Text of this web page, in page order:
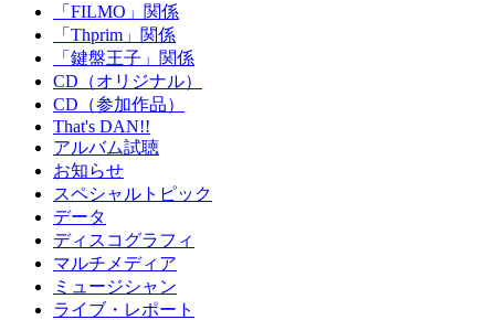
「FILMO」関係
「Thprim」関係
「鍵盤王子」関係
CD（オリジナル）
CD（参加作品）
That's DAN!!
アルバム試聴
お知らせ
スペシャルトピック
データ
ディスコグラフィ
マルチメディア
ミュージシャン
ライブ・レポート